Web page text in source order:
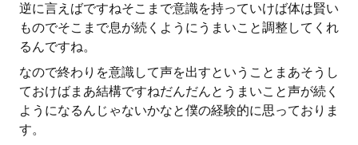
逆に言えばですねそこまで意識を持っていけば体は賢い
ものでそこまで息が続くようにうまいこと調整してくれ
るんですね。
なので終わりを意識して声を出すということまあそうし
ておけばまあ結構ですねだんだんとうまいこと声が続く
ようになるんじゃないかなと僕の経験的に思っておりま
す。